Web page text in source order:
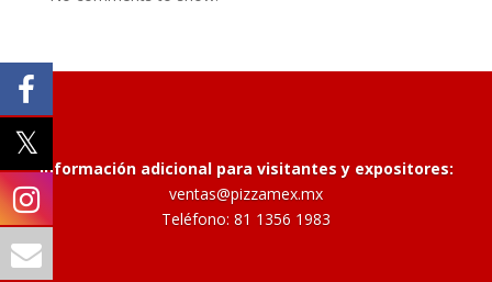
Información adicional para visitantes y expositores:
ventas@pizzamex.mx
Teléfono: 81 1356 1983